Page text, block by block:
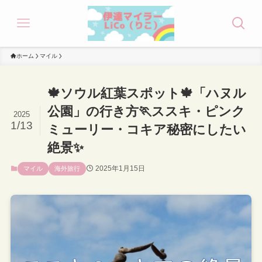
ホーム マイル
🍁ソウル紅葉スポット🍁「ハヌル
公園」の行き方🏃ススキ・ピンク
ミューリー・コキア秘密にしたい
絶景✨
2025
1/13
マイル 海外旅行 2025年1月15日